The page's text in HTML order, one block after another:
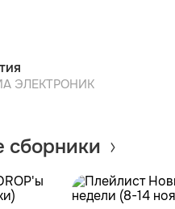
ЭЛЕКТРОНИК
сборники